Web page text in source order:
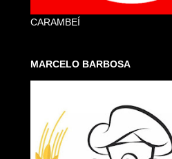
CARAMBEÍ
MARCELO BARBOSA